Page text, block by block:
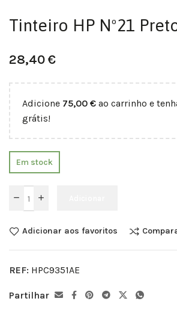
Tinteiro HP Nº21
28,40€
Adicione 75,00 € ao carrinho e
grátis!
Em stock
Adicionar aos favoritos
REF: HPC9351AE
Partilhar